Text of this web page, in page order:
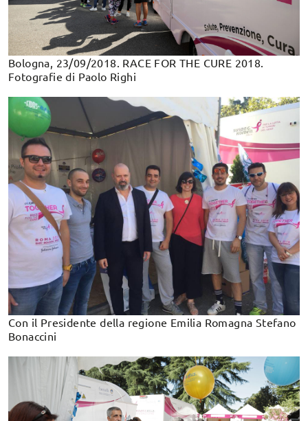
Bologna, 23/09/2018. RACE FOR THE CURE 2018.
Fotografie di Paolo Righi
Con il Presidente della regione Emilia Romagna Stefano
Bonaccini